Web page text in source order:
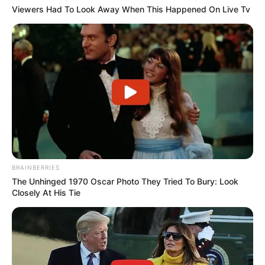
*********************************************
Categoria lamenta óbito do Agente Thiago de Oliveira.
Viewers Had To Look Away When This Happened On Live Tv
BRAINBERRIES
The Unhinged 1970 Oscar Photo They Tried To Bury: Look
Closely At His Tie